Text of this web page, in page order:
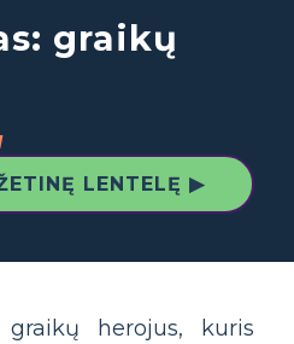
graikų
LENTELĘ ▶
herojus, kuris